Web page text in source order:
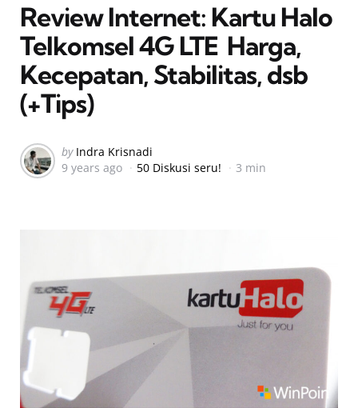
Review Internet: Kartu Halo
Telkomsel 4G LTE  Harga,
Kecepatan, Stabilitas, dsb
(+Tips)
Posted
by
by Indra Krisnadi
9 years ago
50 Diskusi seru! 3 min